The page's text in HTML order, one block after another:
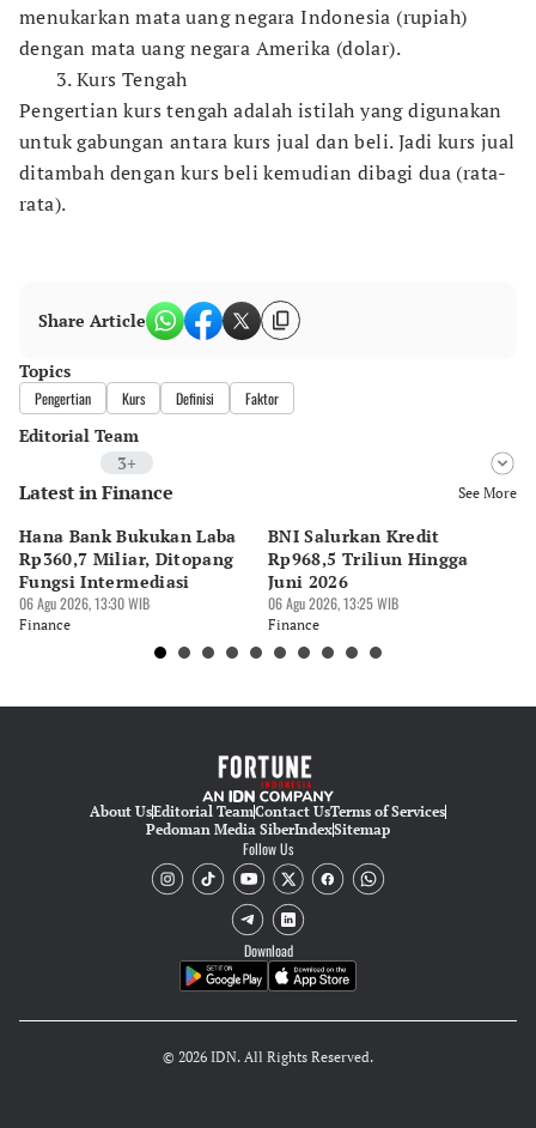
menukarkan mata uang negara Indonesia (rupiah)
dengan mata uang negara Amerika (dolar).
3. Kurs Tengah
Pengertian kurs tengah adalah istilah yang digunakan
untuk gabungan antara kurs jual dan beli. Jadi kurs jual
ditambah dengan kurs beli kemudian dibagi dua (rata-
rata).
Share Article
Topics
Pengertian Kurs Definisi Faktor
Editorial Team
3+
Editor
Editor
Eko Wahyudi
Tubagus Imam Satrio
Latest in Finance See More
Hana Bank Bukukan Laba
Rp360,7 Miliar, Ditopang
Fungsi Intermediasi
06 Agu 2026, 13:30 WIB
Finance
BNI Salurkan Kredit
Rp968,5 Triliun Hingga
Juni 2026
06 Agu 2026, 13:25 WIB
Finance
About UsEditorial TeamContact UsTerms of Services
Pedoman Media SiberIndexSitemap
Follow Us
Download
© 2026 IDN. All Rights Reserved.